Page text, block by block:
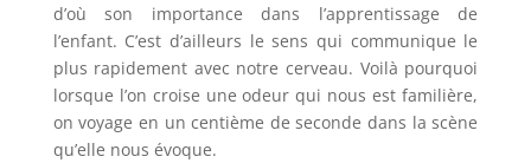
d’où son importance dans l’apprentissage de
l’enfant. C’est d’ailleurs le sens qui communique le
plus rapidement avec notre cerveau. Voilà pourquoi
lorsque l’on croise une odeur qui nous est familière,
on voyage en un centième de seconde dans la scène
qu’elle nous évoque.